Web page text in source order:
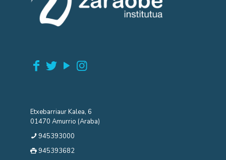
Etxebarriaur Kalea, 6
01470 Amurrio (Araba)
945393000
945393682